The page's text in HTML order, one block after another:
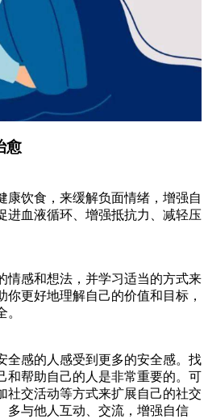
愈
康饮食，来缓解负面情绪，增强自
进血液循环、增强抵抗力、减轻压
情感和想法，并学习适当的方式来
更好地理解自己的价值和目标，
全感的人感受到更多的安全感。找
和帮助自己的人是非常重要的。可
社交活动等方式来扩展自己的社交
多与他人互动、交流，增强自信